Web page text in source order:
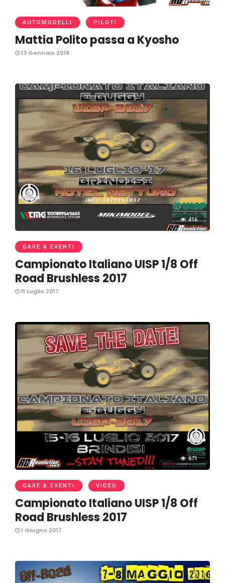
AUTOMODELLI PILOTI
Mattia Polito passa a Kyosho
13 Gennaio 2018
416
GARE & EVENTI
Campionato Italiano UISP 1/8 Off
Road Brushless 2017
11 Luglio 2017
671
GARE & EVENTI VIDEO
Campionato Italiano UISP 1/8 Off
Road Brushless 2017
1 Giugno 2017